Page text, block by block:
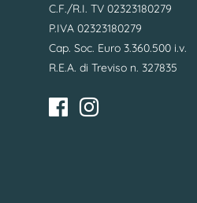
C.F./R.I. TV 02323180279
P.IVA 02323180279
Cap. Soc. Euro 3.360.500 i.v.
R.E.A. di Treviso n. 327835